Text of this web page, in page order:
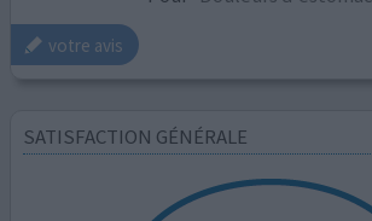
votre avis
SATISFACTION GÉNÉRALE